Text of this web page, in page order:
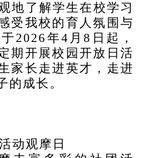
地了解学生在校学习
受我校的育人氛围与
2026年4月8日起，
期开展校园开放日活
家长走进英才，走进
的成长。
动观摩日